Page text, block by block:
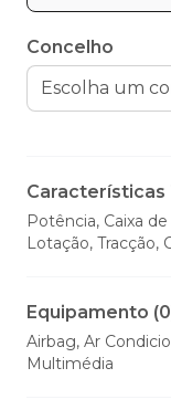
Concelho
Características
Potência, Caixa
Lotação, Tracção,
Equipamento
Airbag, Ar
Multimédia